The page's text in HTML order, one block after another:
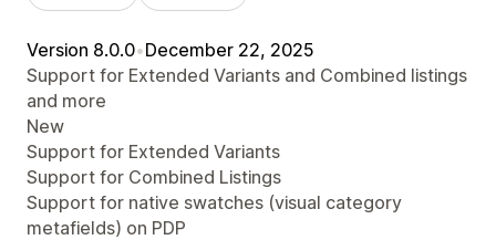
Version 8.0.0•December 22, 2025
Support for Extended Variants and Combined listings
and more
New
Support for Extended Variants
Support for Combined Listings
Support for native swatches (visual category
metafields) on PDP